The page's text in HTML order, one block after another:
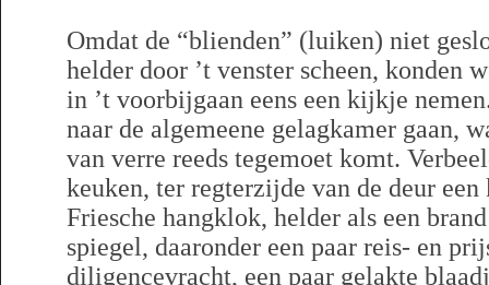
Omdat de “blienden” (luiken) niet
helder door ’t venster scheen, konden
in ’t voorbijgaan eens een kijkje
naar de algemeene gelagkamer gaan,
van verre reeds tegemoet komt.
keuken, ter regterzijde van de deur
Friesche hangklok, helder als een
spiegel, daaronder een paar reis- en
diligencevracht, een paar gelakte